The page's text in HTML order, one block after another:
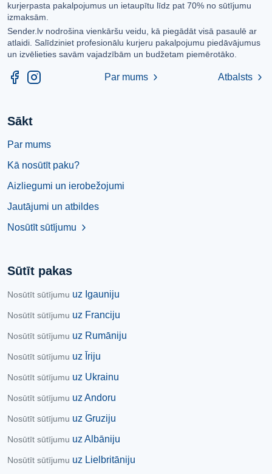
kurjerpasta pakalpojumus un ietaupītu līdz pat 70% no sūtījumu
izmaksām.
Sender.lv nodrošina vienkāršu veidu, kā piegādāt visā pasaulē ar
atlaidi. Salīdziniet profesionālu kurjeru pakalpojumu piedāvājumus
un izvēlieties savām vajadzībām un budžetam piemērotāko.
Par mums chevron_right Atbalsts chevron_right
Sākt
Par mums
Kā nosūtīt paku?
Aizliegumi un ierobežojumi
Jautājumi un atbildes
Nosūtīt sūtījumu
chevron_right
Sūtīt pakas
Nosūtīt sūtījumu uz Igauniju
Nosūtīt sūtījumu uz Franciju
Nosūtīt sūtījumu uz Rumāniju
Nosūtīt sūtījumu uz Īriju
Nosūtīt sūtījumu uz Ukrainu
Nosūtīt sūtījumu uz Andoru
Nosūtīt sūtījumu uz Gruziju
Nosūtīt sūtījumu uz Albāniju
Nosūtīt sūtījumu uz Lielbritāniju